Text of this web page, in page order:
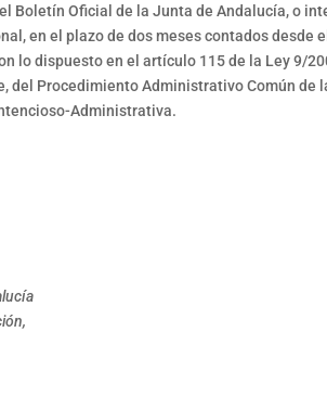
Boletín Oficial de la Junta de Andalucía, o
en el plazo de dos meses contados
lo dispuesto en el artículo 115 de la Ley 9/
del Procedimiento Administrativo Común
Administrativa.